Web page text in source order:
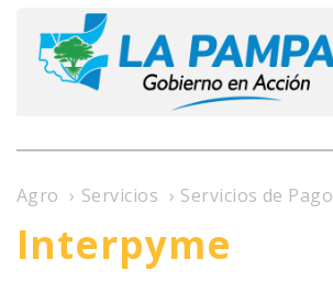
Agro › Servicios › Servicios de Pago
Interpyme